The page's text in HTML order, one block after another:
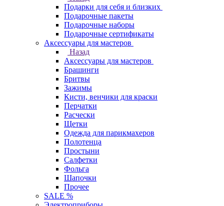
Подарки для себя и близких
Подарочные пакеты
Подарочные наборы
Подарочные сертификаты
Аксессуары для мастеров
Назад
Аксессуары для мастеров
Брашинги
Бритвы
Зажимы
Кисти, венчики для краски
Перчатки
Расчески
Щетки
Одежда для парикмахеров
Полотенца
Простыни
Салфетки
Фольга
Шапочки
Прочее
SALE %